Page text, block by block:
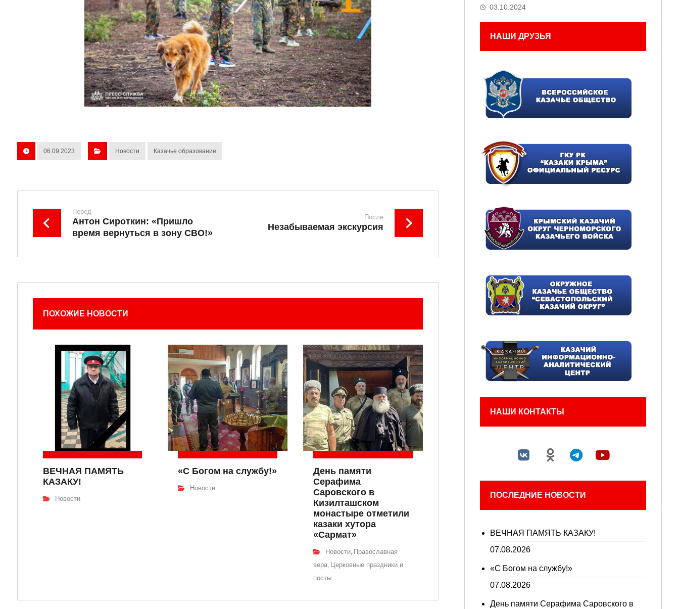
06.09.2023 Новости Казачье образование
Перед
Антон Сироткин: «Пришло
время вернуться в зону СВО!»
После
Незабываемая экскурсия
ПОХОЖИЕ НОВОСТИ
ВЕЧНАЯ ПАМЯТЬ
КАЗАКУ!
Новости
«С Богом на службу!»
Новости
День памяти
Серафима
Саровского в
Кизилташском
монастыре отметили
казаки хутора
«Сармат»
Новости, Православная
вера, Церковные праздники и
посты
03.10.2024
НАШИ ДРУЗЬЯ
НАШИ КОНТАКТЫ
ПОСЛЕДНИЕ НОВОСТИ
ВЕЧНАЯ ПАМЯТЬ КАЗАКУ!
07.08.2026
«С Богом на службу!»
07.08.2026
День памяти Серафима Саровского в